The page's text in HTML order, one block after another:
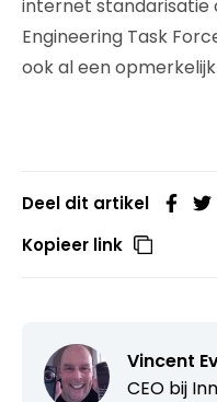
internet standarisatie
Engineering Task
ook al een
Deel dit artikel
Kopieer link
Vincent
CEO bij